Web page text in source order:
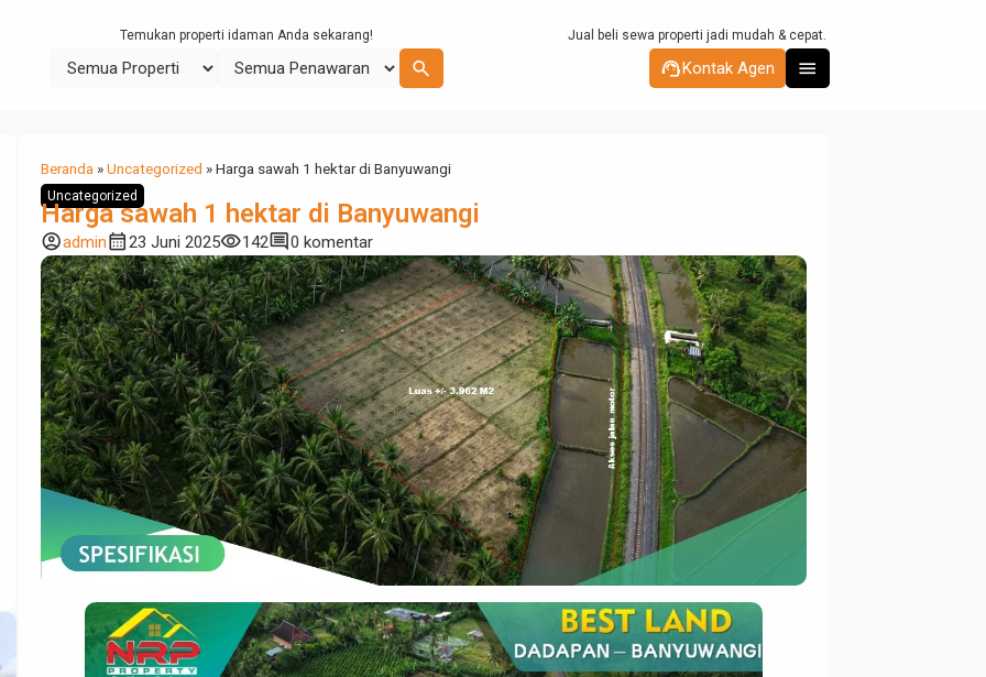
Temukan properti idaman Anda sekarang!
search
Jual beli sewa properti j
support_agentKontak Agen menu
Beranda »Uncategorized »Harga sawah 1 hektar di Banyuwangi
Uncategorized
Harga sawah 1 hektar di Banyuwangi
account_circleadmincalendar_month23 Juni 2025visibility142comment0 komentar